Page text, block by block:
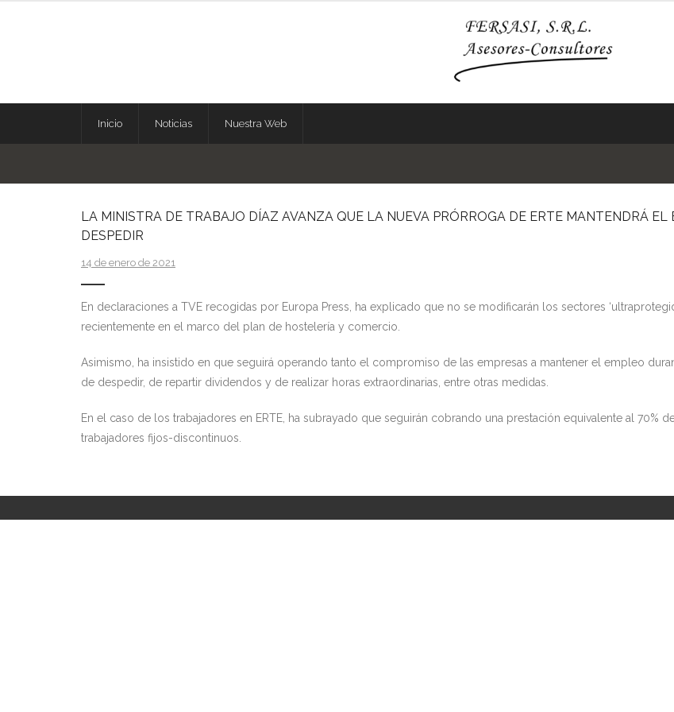
Inicio Noticias Nuestra Web
LA MINISTRA DE TRABAJO DÍAZ AVANZA QUE LA NUEVA PRÓRROGA DE ERTE MANTENDRÁ
DESPEDIR
14 de enero de 2021
En declaraciones a TVE recogidas por Europa Press, ha explicado que no se modificarán los sectores
recientemente en el marco del plan de hostelería y comercio.
Asimismo, ha insistido en que seguirá operando tanto el compromiso de las empresas a mantener el empleo
de despedir, de repartir dividendos y de realizar horas extraordinarias, entre otras medidas.
En el caso de los trabajadores en ERTE, ha subrayado que seguirán cobrando una prestación equivalente al 70%
trabajadores fijos-discontinuos.